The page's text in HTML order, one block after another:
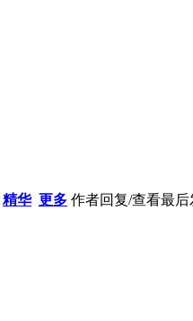
精华 更多 作者回复/查看最后